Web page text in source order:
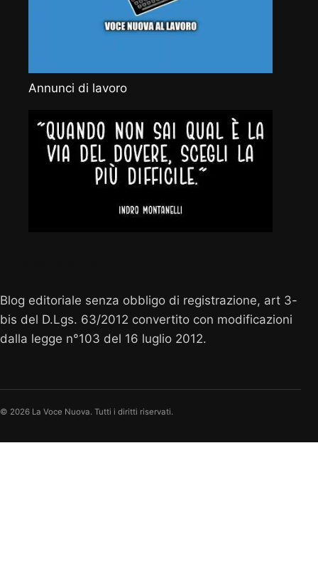
Annunci di lavoro
Blog editoriale senza obbligo di registrazione, art 3-
bis del D.Lgs. 63/2012 convertito con modificazioni
dalla legge n°103 del 16 luglio 2012.
© 2026 La Voce Nuova. Tutti i diritti riservati.